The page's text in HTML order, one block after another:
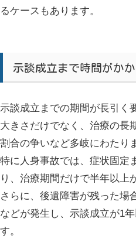
るケースもあります。
示談成立まで時間がか
示談成立までの期間が長引く
大きさだけでなく、治療の長
割合の争いなど多岐にわたり
特に人身事故では、症状固定
り、治療期間だけで半年以上
さらに、後遺障害が残った場
などが発生し、示談成立が1
す。